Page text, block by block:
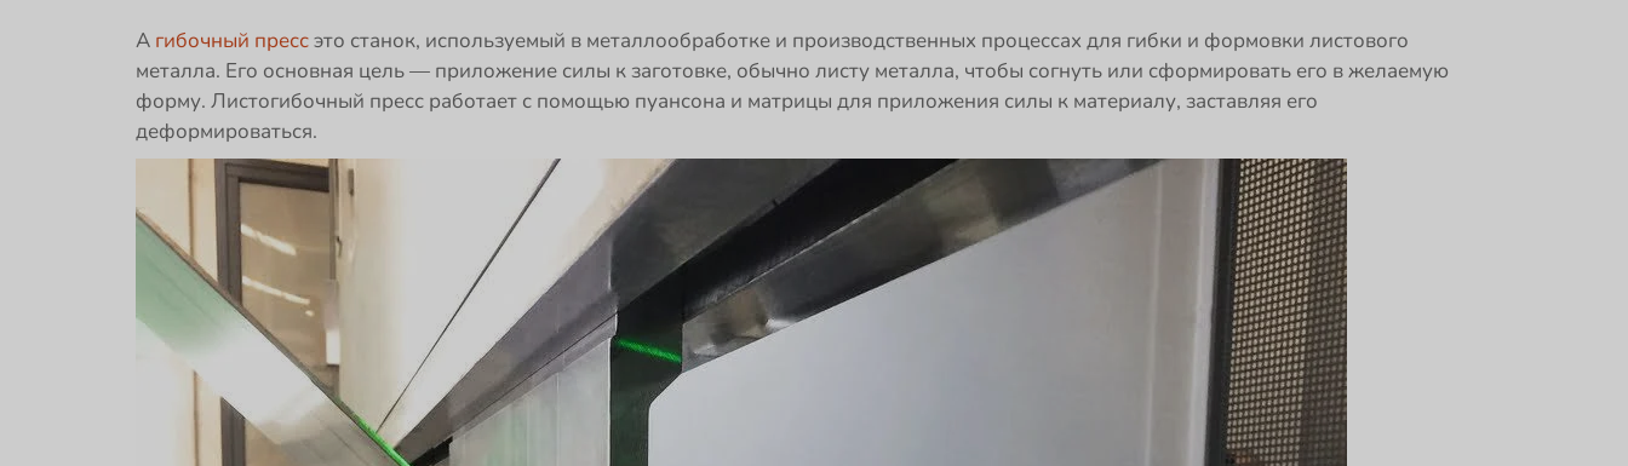
А гибочный прессэто станок, используемый в металлообработке и производственных процессах для гибки и формовки листового
металла. Его основная цель — приложение силы к заготовке, обычно листу металла, чтобы согнуть или сформировать его в желаемую
форму. Листогибочный пресс работает с помощью пуансона и матрицы для приложения силы к материалу, заставляя его
деформироваться.